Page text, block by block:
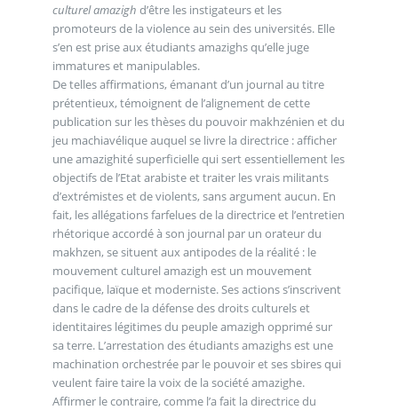
culturel amazigh d’être les instigateurs et les
promoteurs de la violence au sein des universités. Elle
s’en est prise aux étudiants amazighs qu’elle juge
immatures et manipulables.
De telles affirmations, émanant d’un journal au titre
prétentieux, témoignent de l’alignement de cette
publication sur les thèses du pouvoir makhzénien et du
jeu machiavélique auquel se livre la directrice : afficher
une amazighité superficielle qui sert essentiellement les
objectifs de l’Etat arabiste et traiter les vrais militants
d’extrémistes et de violents, sans argument aucun. En
fait, les allégations farfelues de la directrice et l’entretien
rhétorique accordé à son journal par un orateur du
makhzen, se situent aux antipodes de la réalité : le
mouvement culturel amazigh est un mouvement
pacifique, laïque et moderniste. Ses actions s’inscrivent
dans le cadre de la défense des droits culturels et
identitaires légitimes du peuple amazigh opprimé sur
sa terre. L’arrestation des étudiants amazighs est une
machination orchestrée par le pouvoir et ses sbires qui
veulent faire taire la voix de la société amazighe.
Affirmer le contraire, comme l’a fait la directrice du